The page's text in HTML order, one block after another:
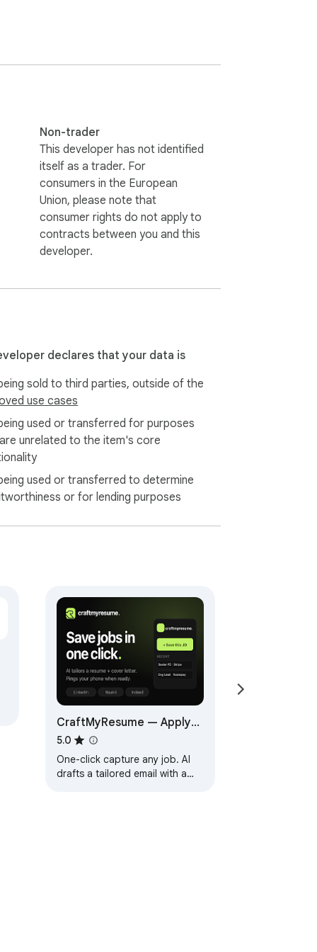
트로 직접 전송됩니다.
Non-trader
This developer has not identified
itself as a trader. For
consumers in the European
Union, please note that
consumer rights do not apply to
contracts between you and this
developer.
declares that your data is
sold to third parties, outside of the
use cases
used or transferred for purposes
unrelated to the item's core
used or transferred to determine
or for lending purposes
CraftMyResume — Apply
to jobs 10× faster
5.0
One-click capture any job. AI
drafts a tailored email with a